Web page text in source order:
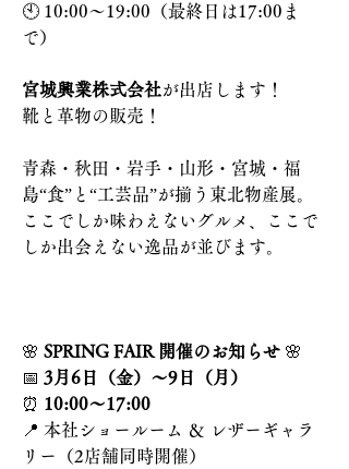
🕙 10:00〜19:00（最終日は17:00ま
で）
宮城興業株式会社が出店します！
靴と革物の販売！
青森・秋田・岩手・山形・宮城・福
島“食”と“工芸品”が揃う東北物産展。
ここでしか味わえないグルメ、ここで
しか出会えない逸品が並びます。
🌸 SPRING FAIR 開催のお知らせ 🌸
📅 3月6日（金）～9日（月）
⏰ 10:00～17:00
📍 本社ショールーム ＆ レザーギャラ
リー（2店舗同時開催）